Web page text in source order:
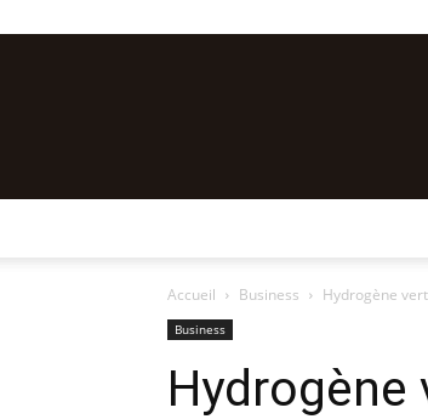
Accueil Business Hydrogène
Business
Hydrogène